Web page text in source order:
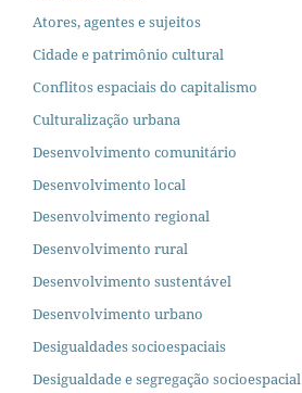
Atores, agentes e sujeitos
Cidade e patrimônio cultural
Conflitos espaciais do capitalismo
Culturalização urbana
Desenvolvimento comunitário
Desenvolvimento local
Desenvolvimento regional
Desenvolvimento rural
Desenvolvimento sustentável
Desenvolvimento urbano
Desigualdades socioespaciais
Desigualdade e segregação socioespacial